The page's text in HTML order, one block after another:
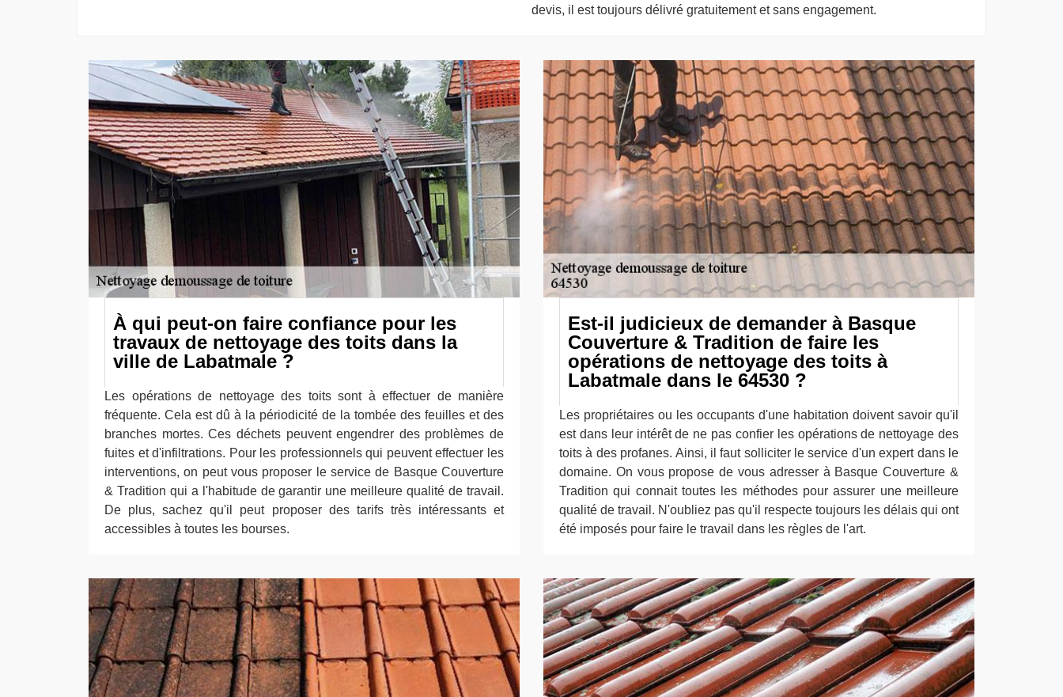
devis, il est toujours délivré gratuitement et sans engagement.
À qui peut-on faire confiance pour les
travaux de nettoyage des toits dans la
ville de Labatmale ?
Les opérations de nettoyage des toits sont à effectuer de manière
fréquente. Cela est dû à la périodicité de la tombée des feuilles et des
branches mortes. Ces déchets peuvent engendrer des problèmes de
fuites et d'infiltrations. Pour les professionnels qui peuvent effectuer les
interventions, on peut vous proposer le service de Basque Couverture
& Tradition qui a l'habitude de garantir une meilleure qualité de travail.
De plus, sachez qu'il peut proposer des tarifs très intéressants et
accessibles à toutes les bourses.
Est-il judicieux de demander à Basque
Couverture & Tradition de faire les
opérations de nettoyage des toits à
Labatmale dans le 64530 ?
Les propriétaires ou les occupants d'une habitation doivent savoir qu'il
est dans leur intérêt de ne pas confier les opérations de nettoyage des
toits à des profanes. Ainsi, il faut solliciter le service d'un expert dans le
domaine. On vous propose de vous adresser à Basque Couverture &
Tradition qui connait toutes les méthodes pour assurer une meilleure
qualité de travail. N'oubliez pas qu'il respecte toujours les délais qui ont
été imposés pour faire le travail dans les règles de l'art.